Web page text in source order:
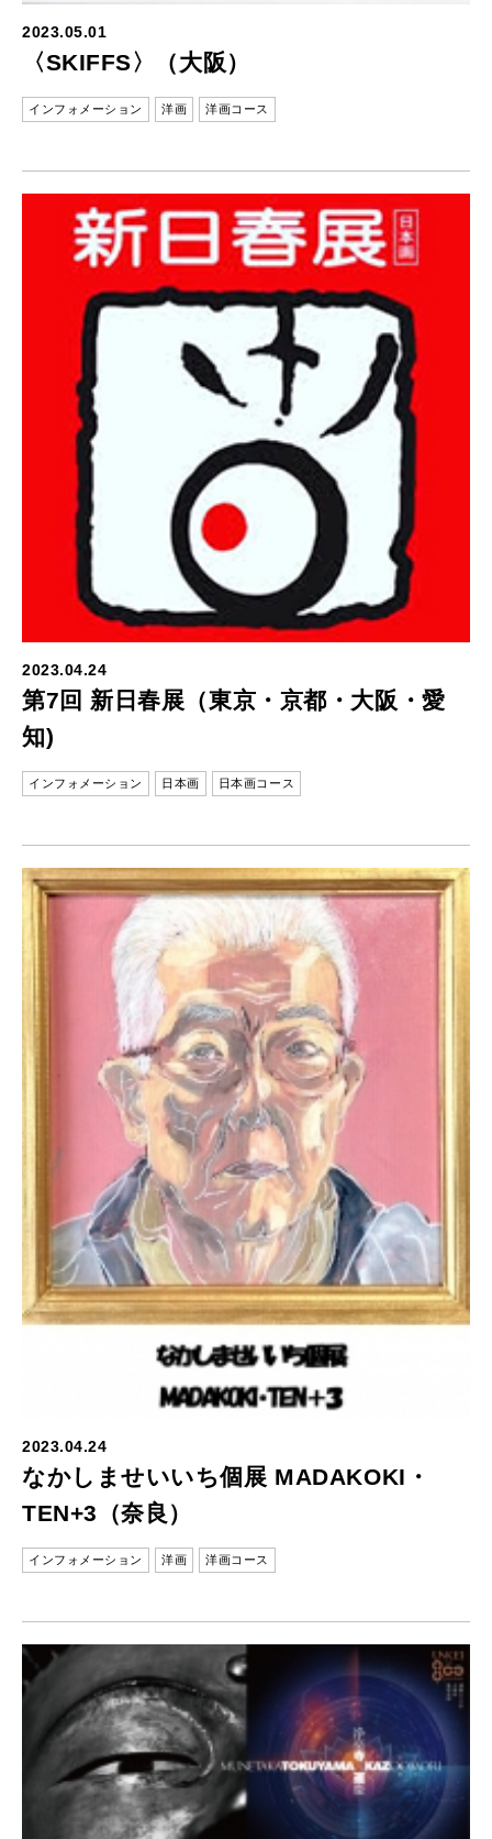
2023.05.01
〈SKIFFS〉（大阪）
インフォメーション 洋画 洋画コース
2023.04.24
第7回 新日春展（東京・京都・大阪・愛
知)
インフォメーション 日本画 日本画コース
2023.04.24
なかしませいいち個展 MADAKOKI・
TEN+3（奈良）
インフォメーション 洋画 洋画コース